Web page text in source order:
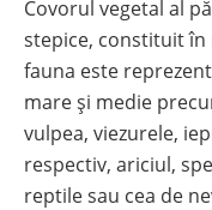
Covorul vegetal al
stepice, constituit
fauna este
mare și medie
vulpea, viezurele,
respectiv, ariciul,
reptile sau cea de